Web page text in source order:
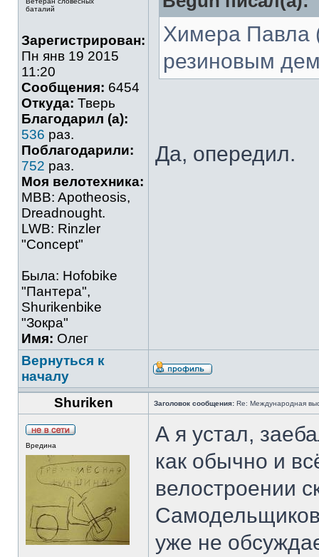
баталий
Зарегистрирован:
Пн янв 19 2015
11:20
Сообщения: 6454
Откуда: Тверь
Благодарил (а):
536 раз.
Поблагодарили:
752 раз.
Моя велотехника:
MBB: Apotheosis,
Dreadnought.
LWB: Rinzler
"Concept"
Была: Hofobike
"Пантера",
Shurikenbike
"Зокра"
Имя: Олег
Химера Павла
резиновым
Да, опередил.
Вернуться к
началу
Shuriken
Заголовок сообщения: Re: Международная
Вредина
А я устал,
как обычно и
велостроении
уже не